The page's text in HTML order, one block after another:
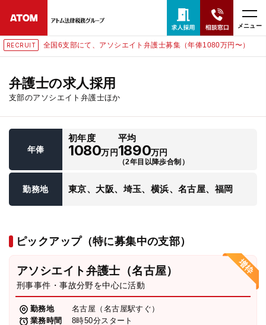
メニュー
RECRUIT 全国6支部にて、アソシエイト弁護士募集（年俸1080万円〜）
弁護士の求人採用
支部のアソシエイト弁護士ほか
年俸
初年度
1080万円
平均
1890万円
（2年目以降歩合制）
勤務地 東京、大阪、埼玉、横浜、名古屋、福岡
ピックアップ（特に募集中の支部）
アソシエイト弁護士（名古屋）
刑事事件・事故分野を中心に活動
勤務地
名古屋（名古屋駅すぐ）
業務時間
8時50分スタート
24時間365日全国対応
無料相談窓口はこちら
弁護士・税理士